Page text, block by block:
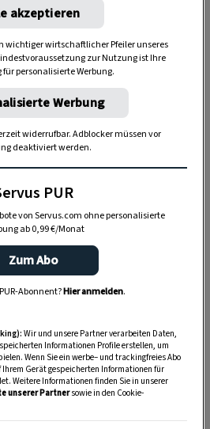
bieten eine Almküche,
in Tirol üblich war. In
Jakob ausschließlich
Tiroler Grauvieh (Slow Food
die man im Almladen
gemacht ist unter anderen
80 Prozent
und der Grantensaft
akzeptieren
wichtiger wirtschaftlicher Pfeiler unseres
zur Nutzung ist Ihre
personalisierte Werbung.
Werbung
widerrufbar. Adblocker müssen vor
deaktiviert werden.
PUR
von Servus.com ohne personalisierte
ab 0,99 €/Monat
Zum Abo
Abonnent?Hier anmelden.
Wir und unsere Partner verarbeiten Daten,
Informationen Profile erstellen, um
Wenn Sie ein werbe– und trackingfreies Abo
Gerät gespeicherten Informationen für
Weitere Informationen finden Sie in unserer
unserer Partnersowie in den Cookie-